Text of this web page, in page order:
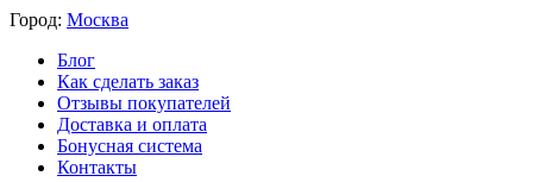
Город: Москва
Блог
Как сделать заказ
Отзывы покупателей
Доставка и оплата
Бонусная система
Контакты